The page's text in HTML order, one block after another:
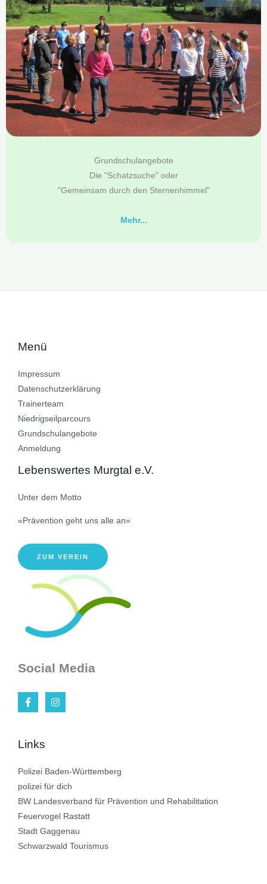
Grundschulangebote
Die "Schatzsuche" oder
"Gemeinsam durch den Sternenhimmel"
Mehr...
Menü
Impressum
Datenschutzerklärung
Trainerteam
Niedrigseilparcours
Grundschulangebote
Anmeldung
Lebenswertes Murgtal e.V.
Unter dem Motto
«Prävention geht uns alle an»
ZUM VEREIN
Social Media
Links
Polizei Baden-Württemberg
polizei für dich
BW Landesverband für Prävention und Rehabilitation
Feuervogel Rastatt
Stadt Gaggenau
Schwarzwald Tourismus